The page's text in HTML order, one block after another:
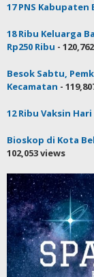
17 PNS
18 Ribu Keluarga
Rp250 Ribu -
Besok Sabtu,
Kecamatan -
12 Ribu Vaksin
Bioskop di Kota
102,053 views